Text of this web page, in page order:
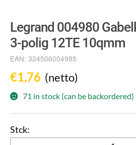
Legrand 004980
3-polig 12TE 10qmm
EAN: 324506004985
€1,76 (netto)
71 in stock (can be backordered)